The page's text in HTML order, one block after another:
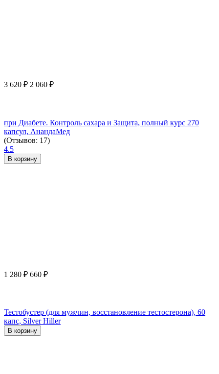
3 620 ₽ 2 060 ₽
при Диабете. Контроль сахара и Защита, полный курс 270
капсул, АнандаМед
(Отзывов: 17)
4.5
В корзину
1 280 ₽ 660 ₽
Тестобустер (для мужчин, восстановление тестостерона), 60
капс, Silver Hiller
В корзину